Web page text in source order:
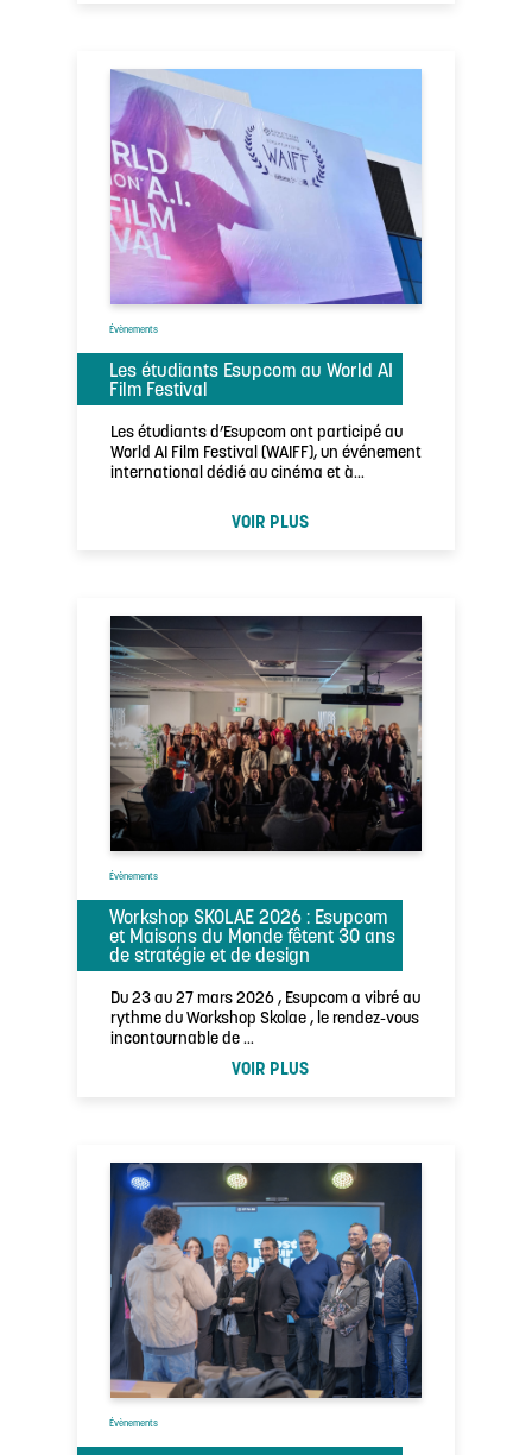
Évènements
Les étudiants Esupcom au World AI
Film Festival
Les étudiants d’Esupcom ont participé au
World AI Film Festival (WAIFF), un événement
international dédié au cinéma et à
VOIR PLUS
Évènements
Workshop SKOLAE 2026 : Esupcom
et Maisons du Monde fêtent 30 ans
de stratégie et de design
Du 23 au 27 mars 2026 , Esupcom a vibré au
rythme du Workshop Skolae , le rendez-vous
incontournable de …
VOIR PLUS
Évènements